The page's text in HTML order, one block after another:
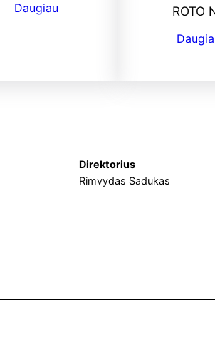
Daugiau ROTO
Direktorius
Rimvydas Sadukas